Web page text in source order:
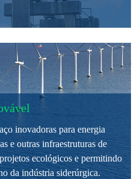
inovadoras para energia
e outras infraestruturas de
ecológicos e permitindo
da indústria siderúrgica.